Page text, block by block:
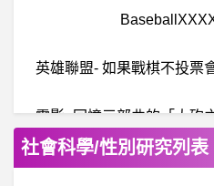
三國殺- 回歸+新
社會科學/性別研究列表